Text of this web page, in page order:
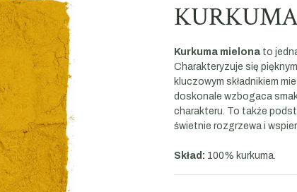
Kurkuma mielona to
Charakteryzuje się
kluczowym składnikiem
doskonale wzbogaca
charakteru. To także
świetnie rozgrzewa i
Skład: 100% kurkuma.